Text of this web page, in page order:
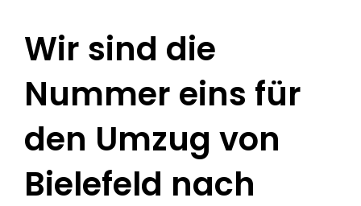
Wir sind die
Nummer eins für
den Umzug von
Bielefeld nach